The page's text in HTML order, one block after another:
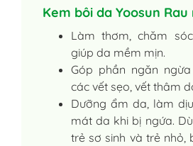
Kem bôi da Yoosun Rau
Làm thơm, chăm
giúp da mềm mịn.
Góp phần ngăn
các vết sẹo, vết thâm
Dưỡng ẩm da, làm
mát da khi bị ngứa.
trẻ sơ sinh và trẻ nhỏ,